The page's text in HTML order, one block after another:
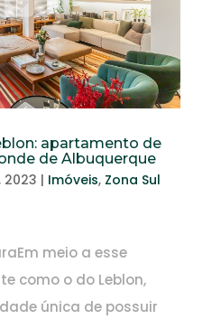
apartamento de
de Albuquerque
2023 | Imóveis, Zona Sul
meio a esse
como o do Leblon,
única de possuir